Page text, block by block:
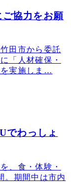
協力をお願
田市から委託
「人材確保・
を実施しま…
でわっしょ
、食・体験・
。期間中は市内